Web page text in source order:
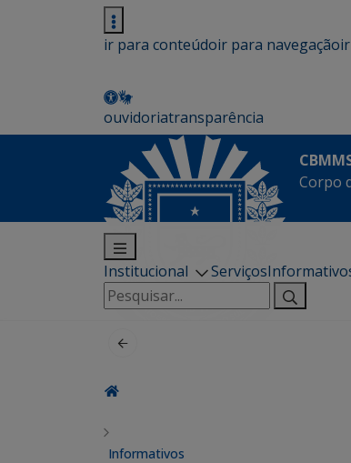
ir para conteúdoir para navegação
ouvidoriatransparência
Corpo
Institucional Serviços
Pesquisar
por:
Informativos